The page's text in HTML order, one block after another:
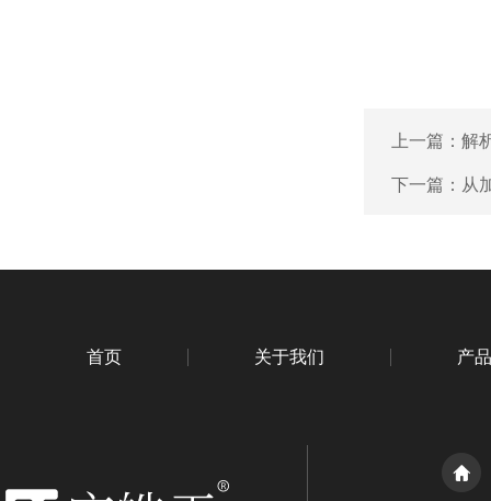
上一篇： 解
下一篇： 从
首页 关于我们 产